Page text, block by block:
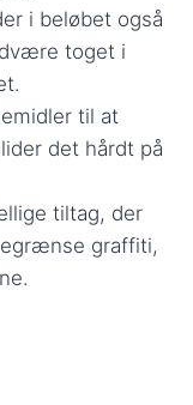
i beløbet også
toget i
til at
det hårdt på
tiltag, der
graffiti,